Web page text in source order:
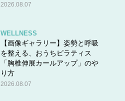
2026.08.07
WELLNESS
【画像ギャラリー】姿勢と呼吸
を整える、おうちピラティス
「胸椎伸展カールアップ」のや
り方
2026.08.07